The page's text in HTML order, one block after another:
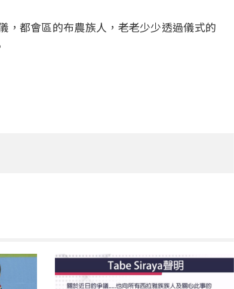
，都會區的布農族人，老老少少透過儀式的